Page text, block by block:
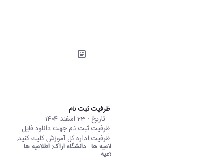
اطلاعیه تکمیل ظرفیت ثبت نام
- تاریخ : 23 اسفند 1404
اطلاعیه تکمیل ظرفیت ثبت نام جهت دانلود فايل
اطلاعیه تكميل ظرفيت اداره کل آموزش كليك كنيد.
اطلاعیه ها دانشگاه اراک: اطلاعیه ها
اطلاعیه